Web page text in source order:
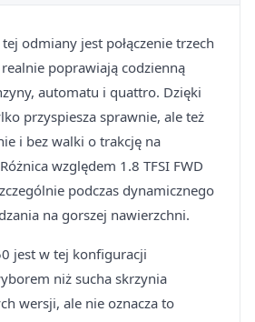
odmiany jest połączenie trzech
poprawiają codzienną
automatu i quattro. Dzięki
przyspiesza sprawnie, ale też
i bez walki o trakcję na
względem 1.8 TFSI FWD
podczas dynamicznego
na gorszej nawierzchni.
jest w tej konfiguracji
niż sucha skrzynia
wersji, ale nie oznacza to